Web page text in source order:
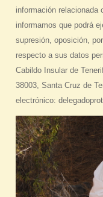
información
informamos que podrá
supresión, oposición,
respecto a sus datos
Cabildo Insular de
38003, Santa Cruz de
electrónico: